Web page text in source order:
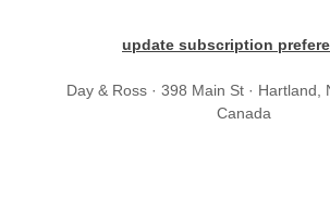
update subscription
Day & Ross · 398 Main St · Hartland,
Canada